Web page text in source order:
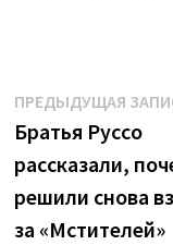
Навигация
по
записям
ПРЕДЫДУЩАЯ
Братья Руссо
рассказали,
решили снова
за «Мстителей»